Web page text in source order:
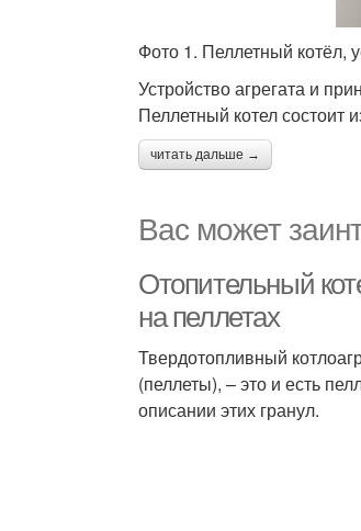
Фото 1. Пеллетный котёл,
Устройство агрегата и
Пеллетный котел состоит
читать дальше →
Вас может
Отопительный
на пеллетах
Твердотопливный
(пеллеты), – это и есть
описании этих гранул.